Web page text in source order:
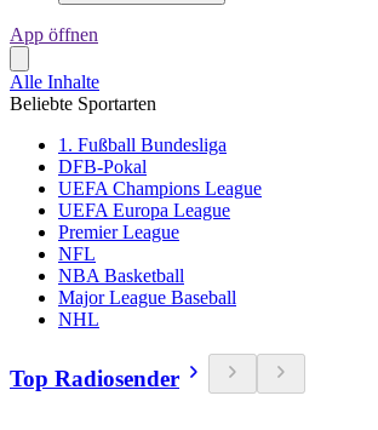
App öffnen
Alle Inhalte
Beliebte Sportarten
1. Fußball Bundesliga
DFB-Pokal
UEFA Champions League
UEFA Europa League
Premier League
NFL
NBA Basketball
Major League Baseball
NHL
Top Radiosender